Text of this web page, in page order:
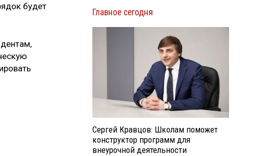
будет
Главное сегодня
Сергей Кравцов: Школам поможет
конструктор программ для
внеурочной деятельности